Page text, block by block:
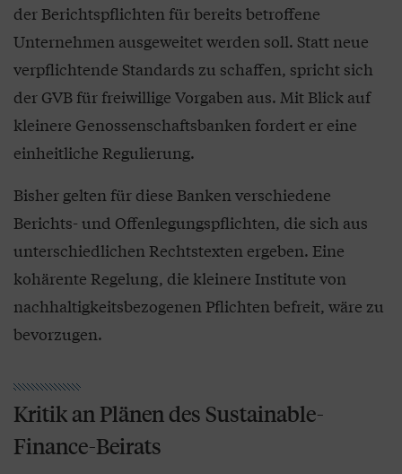
der Berichtspflichten für bereits betroffene
Unternehmen ausgeweitet werden soll. Statt neue
verpflichtende Standards zu schaffen, spricht sich
der GVB für freiwillige Vorgaben aus. Mit Blick auf
kleinere Genossenschaftsbanken fordert er eine
einheitliche Regulierung.
Bisher gelten für diese Banken verschiedene
Berichts- und Offenlegungspflichten, die sich aus
unterschiedlichen Rechtstexten ergeben. Eine
kohärente Regelung, die kleinere Institute von
nachhaltigkeitsbezogenen Pflichten befreit, wäre zu
bevorzugen.
Kritik an Plänen des Sustainable-
Finance-Beirats